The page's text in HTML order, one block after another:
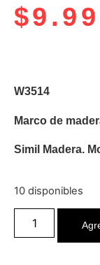
$
W3514
Marco de
Simil Madera.
10 disponibles